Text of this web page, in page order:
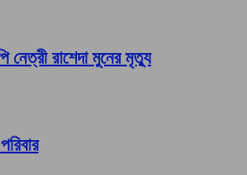
নেত্রী রাশেদা মুনের মৃত্যু